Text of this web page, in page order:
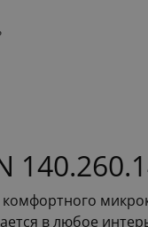
комфортного
в любое